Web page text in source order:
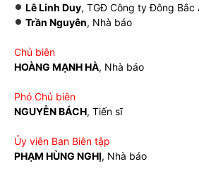
Lê Linh Duy, TGĐ Công ty Đông Bắc
Trần Nguyên, Nhà báo
Chủ biên
HOÀNG MẠNH HÀ, Nhà báo
Phó Chủ biên
NGUYỄN BÁCH, Tiến sĩ
Ủy viên Ban Biên tập
PHẠM HÙNG NGHỊ, Nhà báo